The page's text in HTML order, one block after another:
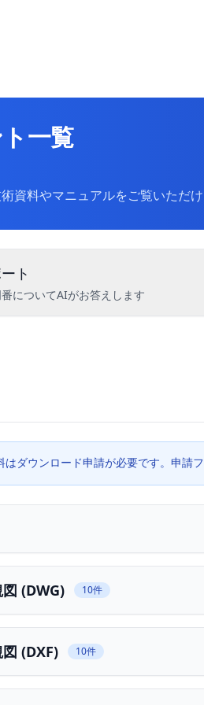
一覧
資料やマニュアルをご覧いただ
ト
についてAIがお答えします
外観図 （冷蔵冷凍庫仕様）（
仕様）（DXF）
仕様）（PDF）G14S外観図 （
様)（DWG）RF50外観図（DWG）
様)（PDF）RF50 外観図（PDF）
はダウンロード申請が必要です。申請
(DWG) 10件
(DXF) 10件